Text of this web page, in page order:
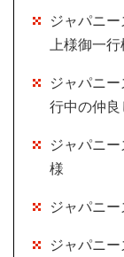
ジャパニ
上様御一行
ジャパニ
行中の仲
ジャパニ
様
ジャパニ
ジャパニ